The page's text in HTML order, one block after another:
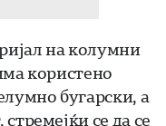
на колумни
користено
бугарски, а
се да се